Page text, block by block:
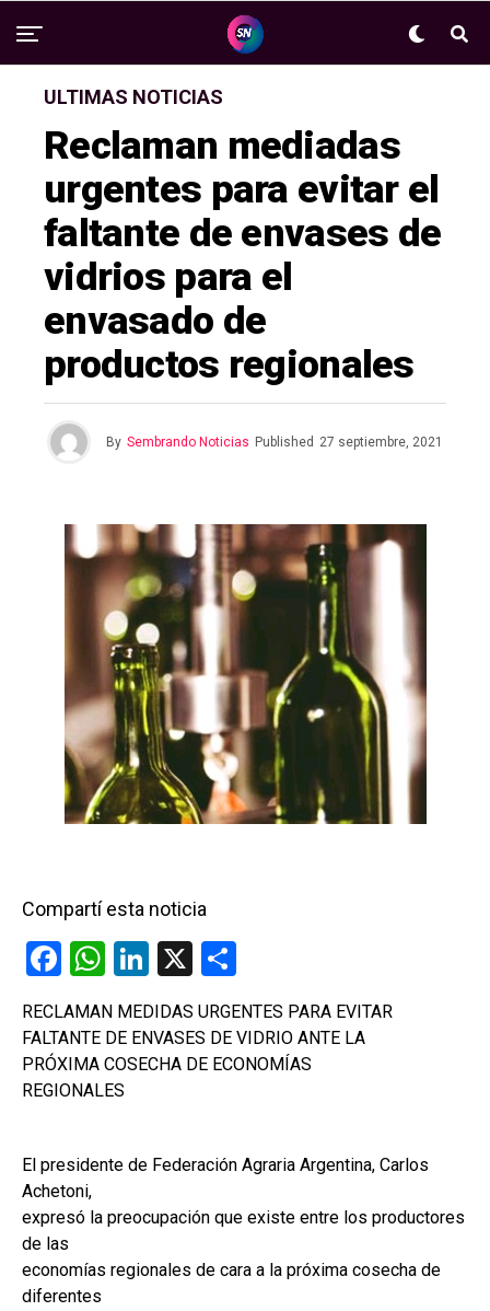
ULTIMAS NOTICIAS
Reclaman mediadas
urgentes para evitar el
faltante de envases de
vidrios para el
envasado de
productos regionales
By Sembrando Noticias Published 27 septiembre, 2021
Compartí esta noticia
F
a
ce
b
o
k
W
h
at
s
A
p
Li
n
ke
dI
X
o
m
p
RECLAMAN MEDIDAS URGENTES PARA EVITAR
FALTANTE DE ENVASES DE VIDRIO ANTE LA
PRÓXIMA COSECHA DE ECONOMÍAS
REGIONALES
El presidente de Federación Agraria Argentina, Carlos
Achetoni,
expresó la preocupación que existe entre los productores
de las
economías regionales de cara a la próxima cosecha de
diferentes